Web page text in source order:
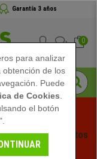
Garantía 3 años
0
Descuentos
- Ver Promo
para analizar
de los
Puede
de Cookies
el botón